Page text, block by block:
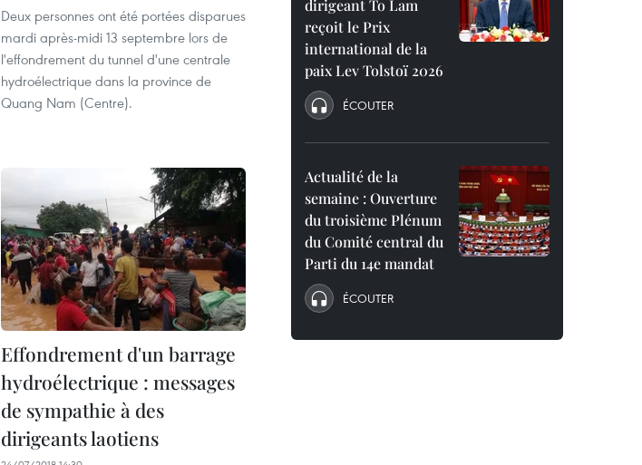
Deux personnes ont été portées disparues
mardi après-midi 13 septembre lors de
l'effondrement du tunnel d'une centrale
hydroélectrique dans la province de
Quang Nam (Centre).
Effondrement d'un barrage
hydroélectrique : messages
de sympathie à des
dirigeants laotiens
dirigeant To Lam
reçoit le Prix
international de la
paix Lev Tolstoï 2026
ÉCOUTER
Actualité de la
semaine : Ouverture
du troisième Plénum
du Comité central du
Parti du 14e mandat
ÉCOUTER